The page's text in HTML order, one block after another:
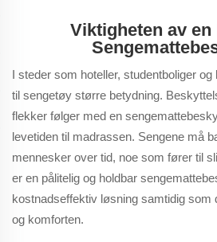
Viktigheten av
I steder som hoteller, studentboliger og
til sengetøy større betydning.
flekker følger med en
levetiden til madrassen. Sengene må
mennesker over tid, noe som fører til
er en pålitelig og holdbar
kostnadseffektiv løsning samtidig som
og komforten.